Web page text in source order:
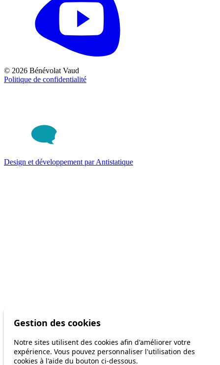
© 2026 Bénévolat Vaud
Politique de confidentialité
Design et développement par Antistatique
Gestion des cookies
Notre sites utilisent des cookies afin d'améliorer votre
expérience. Vous pouvez personnaliser l'utilisation des
cookies à l'aide du bouton ci-dessous.